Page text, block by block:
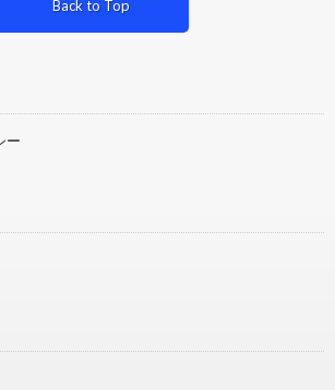
Back to Top
ー